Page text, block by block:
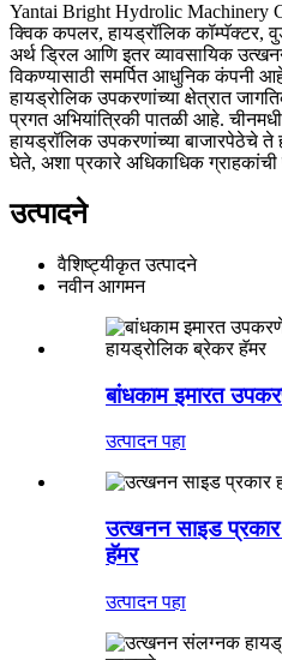
Yantai Bright Hydrolic Machinery
क्विक कपलर, हायड्रॉलिक कॉम्पॅक्टर,
अर्थ ड्रिल आणि इतर व्यावसायिक
विकण्यासाठी समर्पित आधुनिक कंपनी
हायड्रोलिक उपकरणांच्या क्षेत्रात
प्रगत अभियांत्रिकी पातळी आहे.
हायड्रॉलिक उपकरणांच्या बाजारपेठेचे
घेते, अशा प्रकारे अधिकाधिक
उत्पादने
वैशिष्ट्यीकृत उत्पादने
नवीन आगमन
बांधकाम इमारत
उत्पादन पहा
उत्खनन साइड प्रकार
हॅमर
उत्पादन पहा